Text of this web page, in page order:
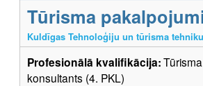
Tūrisma
Kuldīgas Tehnoloģiju un tūrisma
Profesionālā kvalifikācija:
konsultants (4. PKL)